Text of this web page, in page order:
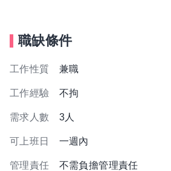
職缺條件
工作性質 兼職
工作經驗 不拘
需求人數 3人
可上班日 一週內
管理責任 不需負擔管理責任